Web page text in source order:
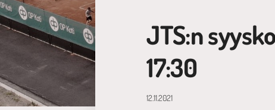
JTS:n
17:30
12.11.2021